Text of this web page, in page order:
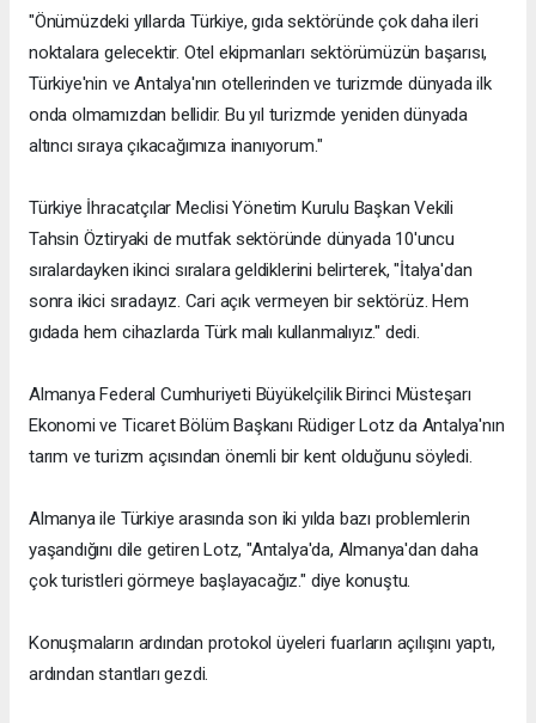
"Önümüzdeki yıllarda Türkiye, gıda sektöründe çok daha ileri
noktalara gelecektir. Otel ekipmanları sektörümüzün başarısı,
Türkiye'nin ve Antalya'nın otellerinden ve turizmde dünyada ilk
onda olmamızdan bellidir. Bu yıl turizmde yeniden dünyada
altıncı sıraya çıkacağımıza inanıyorum."
Türkiye İhracatçılar Meclisi Yönetim Kurulu Başkan Vekili
Tahsin Öztiryaki de mutfak sektöründe dünyada 10'uncu
sıralardayken ikinci sıralara geldiklerini belirterek, "İtalya'dan
sonra ikici sıradayız. Cari açık vermeyen bir sektörüz. Hem
gıdada hem cihazlarda Türk malı kullanmalıyız." dedi.
Almanya Federal Cumhuriyeti Büyükelçilik Birinci Müsteşarı
Ekonomi ve Ticaret Bölüm Başkanı Rüdiger Lotz da Antalya'nın
tarım ve turizm açısından önemli bir kent olduğunu söyledi.
Almanya ile Türkiye arasında son iki yılda bazı problemlerin
yaşandığını dile getiren Lotz, "Antalya'da, Almanya'dan daha
çok turistleri görmeye başlayacağız." diye konuştu.
Konuşmaların ardından protokol üyeleri fuarların açılışını yaptı,
ardından stantları gezdi.